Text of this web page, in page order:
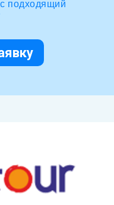
подходящий